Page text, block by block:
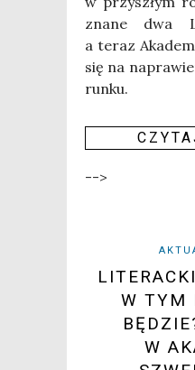
zna­ne dwa
a teraz
się na
run­ku.
-->
W TYM
W